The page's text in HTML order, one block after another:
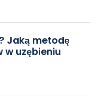
Jaką metodę
w uzębieniu